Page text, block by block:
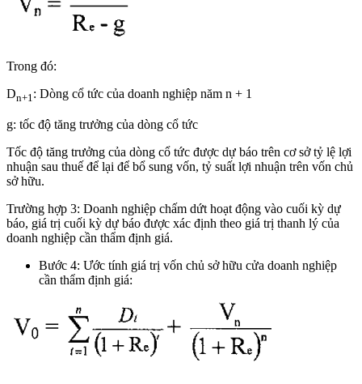
Trong đó:
Dn+1: Dòng cổ tức của doanh nghiệp năm n + 1
g: tốc độ tăng trưởng của dòng cổ tức
Tốc độ tăng trưởng của dòng cổ tức được dự báo trên cơ sở tỷ lệ lợi
nhuận sau thuế để lại để bổ sung vốn, tỷ suất lợi nhuận trên vốn chủ
sở hữu.
Trường hợp 3: Doanh nghiệp chấm dứt hoạt động vào cuối kỳ dự
báo, giá trị cuối kỳ dự báo được xác định theo giá trị thanh lý của
doanh nghiệp cần thẩm định giá.
Bước 4: Ước tính giá trị vốn chủ sở hữu cửa doanh nghiệp
cần thẩm định giá: